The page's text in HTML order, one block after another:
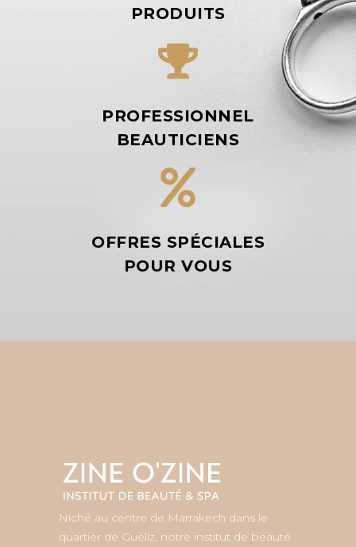
PRODUITS
PROFESSIONNEL
BEAUTICIENS
OFFRES SPÉCIALES
POUR VOUS
Niché au centre de Marrakech dans le
quartier de Guéliz, notre institut de beauté